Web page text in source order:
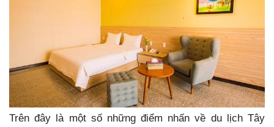
Trên đây là một số những điểm nhấn về du lịch Tây